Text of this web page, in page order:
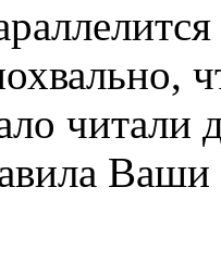
читали